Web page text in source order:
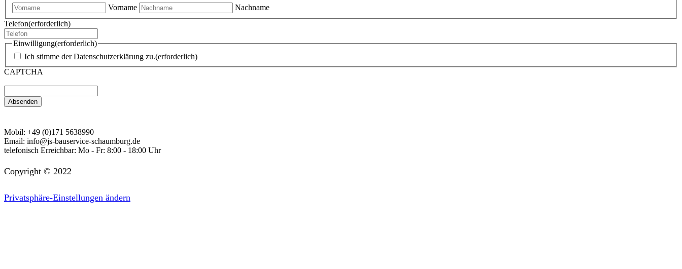
Vorname
Nachname
Telefon(erforderlich)
Einwilligung(erforderlich)
Ich stimme der Datenschutzerklärung zu.(erforderlich)
CAPTCHA
Mobil: +49 (0)171 5638990
Email: info@js-bauservice-schaumburg.de
telefonisch Erreichbar: Mo - Fr: 8:00 - 18:00 Uhr
Copyright © 2022
Privatsphäre-Einstellungen ändern